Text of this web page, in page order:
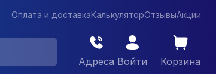
Оплата и доставкаКалькуляторОтзывыАкции
Адреса Войти Корзина